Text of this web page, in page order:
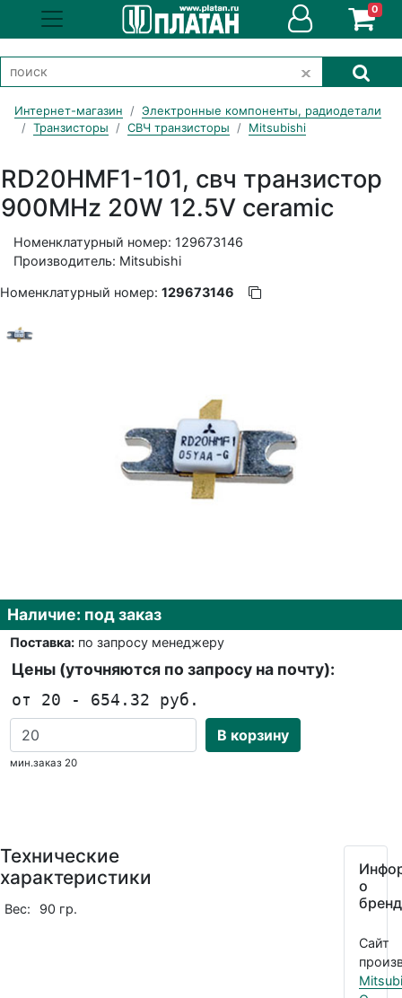
0
Интернет-магазин
Электронные компоненты, радиодетали
Транзисторы
СВЧ транзисторы Mitsubishi
RD20HMF1-101, свч транзистор
900MHz 20W 12.5V ceramic
Номенклатурный номер: 129673146
Производитель: Mitsubishi
Номенклатурный номер: 129673146
Наличие: под заказ
Поставка:по запросу менеджеру
Цены (уточняются по запросу на почту):
от 20 - 654.32 руб.
В корзину
мин.заказ 20
Технические
характеристики
Вес: 90 гр.
о
Сайт